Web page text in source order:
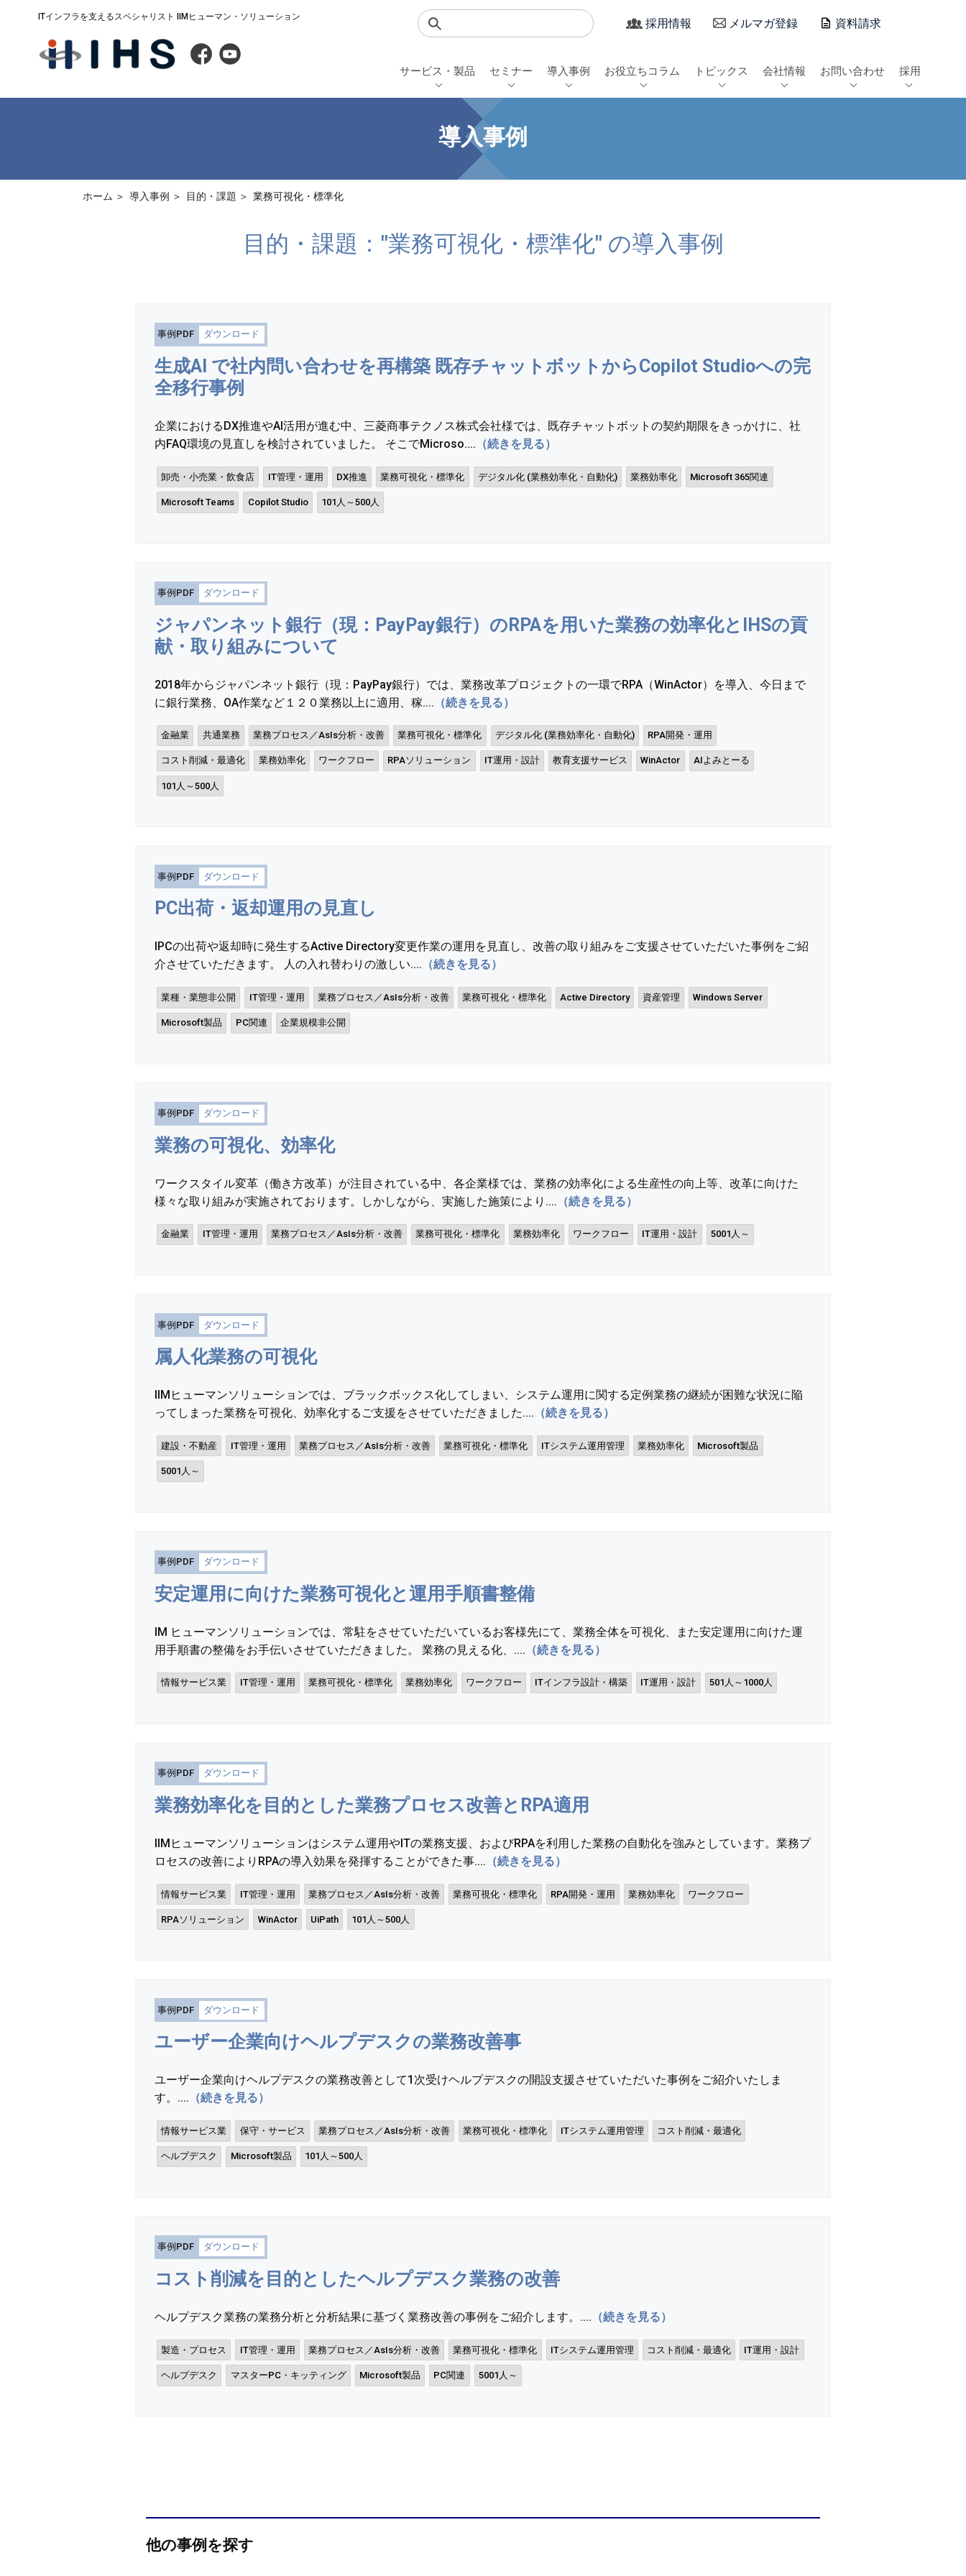
ITインフラを支えるスペシャリスト IIMヒューマン・ソリューション 採用情報 メルマガ登録 資料請求
サービス・製品 セミナー 導入事例 お役立ちコラム トピックス 会社情報 お問い合わせ 採用
導入事例
ホーム 導入事例 目的・課題 業務可視化・標準化
目的・課題："業務可視化・標準化" の導入事例
事例PDF ダウンロード
生成AI で社内問い合わせを再構築 既存チャットボットからCopilot Studioへの完
全移行事例
企業におけるDX推進やAI活用が進む中、三菱商事テクノス株式会社様では、既存チャットボットの契約期限をきっかけに、社
内FAQ環境の見直しを検討されていました。 そこでMicroso.... （続きを見る）
卸売・小売業・飲食店 IT管理・運用 DX推進 業務可視化・標準化 デジタル化 (業務効率化・自動化) 業務効率化 Microsoft 365関連
Microsoft Teams Copilot Studio 101人～500人
事例PDF ダウンロード
ジャパンネット銀行（現：PayPay銀行）のRPAを用いた業務の効率化とIHSの貢
献・取り組みについて
2018年からジャパンネット銀行（現：PayPay銀行）では、業務改革プロジェクトの一環でRPA（WinActor）を導入、今日まで
に銀行業務、OA作業など１２０業務以上に適用、稼.... （続きを見る）
金融業 共通業務 業務プロセス／AsIs分析・改善 業務可視化・標準化 デジタル化 (業務効率化・自動化) RPA開発・運用
コスト削減・最適化 業務効率化 ワークフロー RPAソリューション IT運用・設計 教育支援サービス WinActor AIよみとーる
101人～500人
事例PDF ダウンロード
PC出荷・返却運用の見直し
IPCの出荷や返却時に発生するActive Directory変更作業の運用を見直し、改善の取り組みをご支援させていただいた事例をご紹
介させていただきます。 人の入れ替わりの激しい.... （続きを見る）
業種・業態非公開 IT管理・運用 業務プロセス／AsIs分析・改善 業務可視化・標準化 Active Directory 資産管理 Windows Server
Microsoft製品 PC関連 企業規模非公開
事例PDF ダウンロード
業務の可視化、効率化
ワークスタイル変革（働き方改革）が注目されている中、各企業様では、業務の効率化による生産性の向上等、改革に向けた
様々な取り組みが実施されております。しかしながら、実施した施策により.... （続きを見る）
金融業 IT管理・運用 業務プロセス／AsIs分析・改善 業務可視化・標準化 業務効率化 ワークフロー IT運用・設計 5001人～
事例PDF ダウンロード
属人化業務の可視化
IIMヒューマンソリューションでは、ブラックボックス化してしまい、システム運用に関する定例業務の継続が困難な状況に陥
ってしまった業務を可視化、効率化するご支援をさせていただきました.... （続きを見る）
建設・不動産 IT管理・運用 業務プロセス／AsIs分析・改善 業務可視化・標準化 ITシステム運用管理 業務効率化 Microsoft製品
5001人～
事例PDF ダウンロード
安定運用に向けた業務可視化と運用手順書整備
IM ヒューマンソリューションでは、常駐をさせていただいているお客様先にて、業務全体を可視化、また安定運用に向けた運
用手順書の整備をお手伝いさせていただきました。 業務の見える化、.... （続きを見る）
情報サービス業 IT管理・運用 業務可視化・標準化 業務効率化 ワークフロー ITインフラ設計・構築 IT運用・設計 501人～1000人
事例PDF ダウンロード
業務効率化を目的とした業務プロセス改善とRPA適用
IIMヒューマンソリューションはシステム運用やITの業務支援、およびRPAを利用した業務の自動化を強みとしています。業務プ
ロセスの改善によりRPAの導入効果を発揮することができた事.... （続きを見る）
情報サービス業 IT管理・運用 業務プロセス／AsIs分析・改善 業務可視化・標準化 RPA開発・運用 業務効率化 ワークフロー
RPAソリューション WinActor UiPath 101人～500人
事例PDF ダウンロード
ユーザー企業向けヘルプデスクの業務改善事
ユーザー企業向けヘルプデスクの業務改善として1次受けヘルプデスクの開設支援させていただいた事例をご紹介いたしま
す。.... （続きを見る）
情報サービス業 保守・サービス 業務プロセス／AsIs分析・改善 業務可視化・標準化 ITシステム運用管理 コスト削減・最適化
ヘルプデスク Microsoft製品 101人～500人
事例PDF ダウンロード
コスト削減を目的としたヘルプデスク業務の改善
ヘルプデスク業務の業務分析と分析結果に基づく業務改善の事例をご紹介します。.... （続きを見る）
製造・プロセス IT管理・運用 業務プロセス／AsIs分析・改善 業務可視化・標準化 ITシステム運用管理 コスト削減・最適化 IT運用・設計
ヘルプデスク マスターPC・キッティング Microsoft製品 PC関連 5001人～
他の事例を探す